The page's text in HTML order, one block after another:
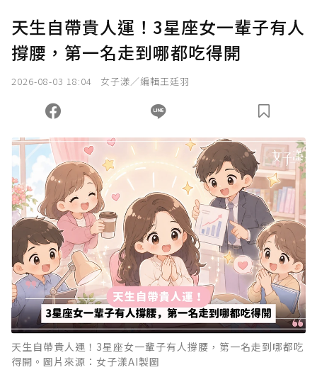
天生自帶貴人運！3星座女一輩子有人
撐腰，第一名走到哪都吃得開
2026-08-03 18:04 女子漾／編輯王廷羽
天生自帶貴人運！3星座女一輩子有人撐腰，第一名走到哪都吃
得開。圖片來源：女子漾AI製圖